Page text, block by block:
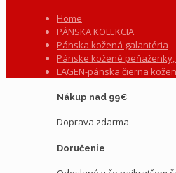
Home
PÁNSKA KOLEKCIA
Pánska kožená galantéria
Pánske kožené
LAGEN-pánska čierna
Nákup nad 99€
Doprava zdarma
Doručenie